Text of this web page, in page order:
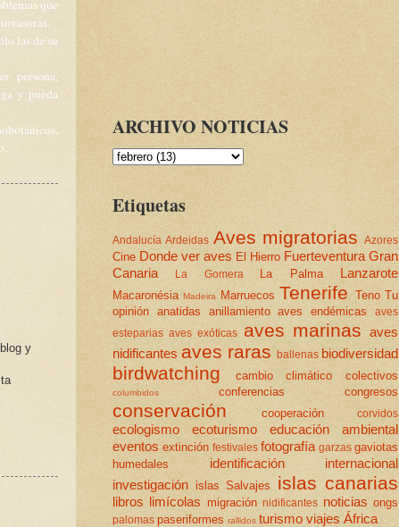
que
las de su
persona,
y pueda
y
ARCHIVO NOTICIAS
Etiquetas
Andalucía Ardeidas Aves migratorias Azores
Cine Donde ver aves El Hierro Fuerteventura Gran
Canaria
La Gomera La Palma Lanzarote
Macaronésia Madeira Marruecos Tenerife Teno Tu
opinión anatidas anillamiento aves endémicas
aves
esteparias aves exóticas aves marinas aves
nidificantes aves raras ballenas biodiversidad
birdwatching cambio climático colectivos
columbidos conferencias congresos
conservación cooperación corvidos
ecologismo ecoturismo
educación ambiental
eventos extinción festivales fotografía garzas gaviotas
humedales
identificación
internacional
investigación islas Salvajes islas canarias
libros limícolas migración nidificantes noticias ongs
palomas paseriformes rallidos turismo viajes África